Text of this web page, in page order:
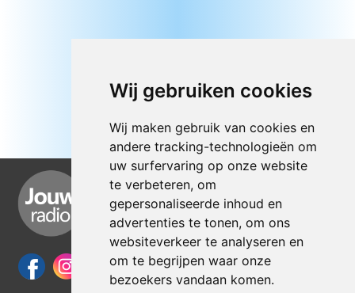
Wij gebruiken cookies
Wij maken gebruik van cookies en
andere tracking-technologieën om
uw surfervaring op onze website
te verbeteren, om
gepersonaliseerde inhoud en
advertenties te tonen, om ons
websiteverkeer te analyseren en
om te begrijpen waar onze
bezoekers vandaan komen.